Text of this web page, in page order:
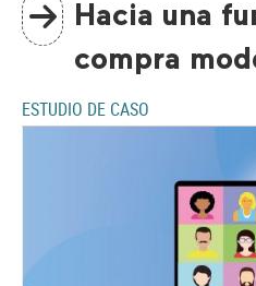
Hacia una
compra
ESTUDIO DE CASO